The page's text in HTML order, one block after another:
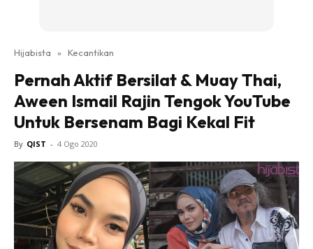
Hijabista » Kecantikan
Pernah Aktif Bersilat & Muay Thai,
Aween Ismail Rajin Tengok YouTube
Untuk Bersenam Bagi Kekal Fit
By QIST - 4 Ogo 2020